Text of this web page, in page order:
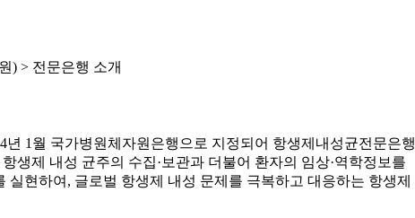
) > 전문은행 소개
1월 국가병원체자원은행으로 지정되어 항생제내성균전문은행
제 내성 균주의 수집·보관과 더불어 환자의 임상·역학정보를
현하여, 글로벌 항생제 내성 문제를 극복하고 대응하는 항생제